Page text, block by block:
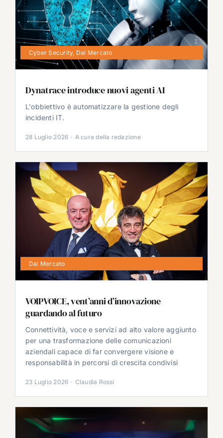
Cyber Security, Dal Mercato
Dynatrace introduce nuovi agenti AI
L'obbiettivo è automatizzare la gestione degli
incidenti IT.
28 Luglio 2026 · A cura della redazione
Dal Mercato
VOIPVOICE, vent’anni d’innovazione
guardando al futuro
Connettività, voce e servizi ad alto valore aggiunto
per una trasformazione delle comunicazioni
aziendali capace di far convergere visione e
responsabilità in percorsi di crescita condivisi
23 Luglio 2026 · Claudia Rossi